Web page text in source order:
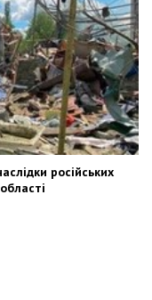
російських